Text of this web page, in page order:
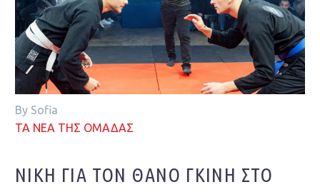
By Sofia
ΤΑ ΝΕΑ ΤΗΣ ΟΜΑΔΑΣ
ΝΊΚΗ ΓΙΑ ΤΟΝ ΘΆΝΟ ΓΚΊΝΗ ΣΤΟ